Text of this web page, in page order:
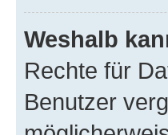
Weshalb
Rechte für
Benutzer